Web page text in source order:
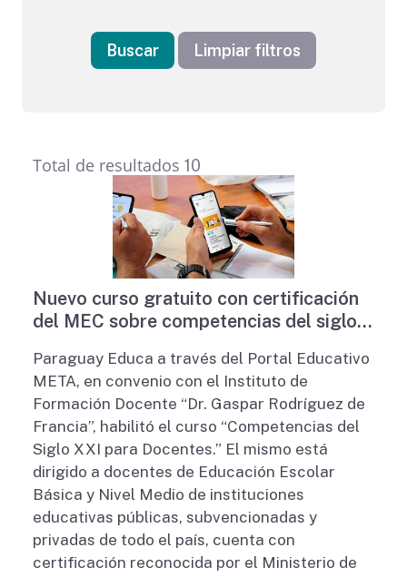
Buscar Limpiar filtros
Total de resultados 10
Nuevo curso gratuito con certificación
del MEC sobre competencias del siglo
Paraguay Educa a través del Portal Educativo
META, en convenio con el Instituto de
Formación Docente “Dr. Gaspar Rodríguez de
Francia”, habilitó el curso “Competencias del
Siglo XXI para Docentes.” El mismo está
dirigido a docentes de Educación Escolar
Básica y Nivel Medio de instituciones
educativas públicas, subvencionadas y
privadas de todo el país, cuenta con
certificación reconocida por el Ministerio de